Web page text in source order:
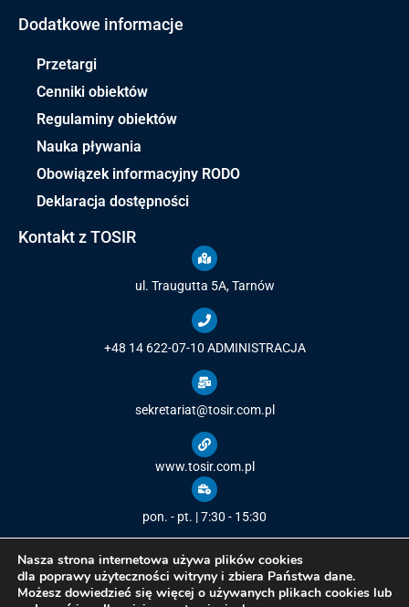
Dodatkowe informacje
Przetargi
Cenniki obiektów
Regulaminy obiektów
Nauka pływania
Obowiązek informacyjny RODO
Deklaracja dostępności
Kontakt z TOSIR
ul. Traugutta 5A, Tarnów
+48 14 622-07-10 ADMINISTRACJA
sekretariat@tosir.com.pl
www.tosir.com.pl
pon. - pt. | 7:30 - 15:30
Nasza strona internetowa używa plików cookies
dla poprawy użyteczności witryny i zbiera Państwa dane.
Możesz dowiedzieć się więcej o używanych plikach cookies lub